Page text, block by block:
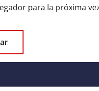
para la próxima